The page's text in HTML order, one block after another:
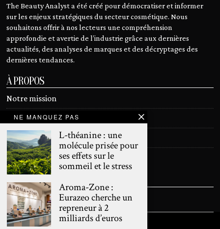
The Beauty Analyst a été créé pour démocratiser et informer
sur les enjeux stratégiques du secteur cosmétique. Nous
souhaitons offrir à nos lecteurs une compréhension
approfondie et avertie de l’industrie grâce aux dernières
actualités, des analyses de marques et des décryptages des
dernières tendances.
À PROPOS
Notre mission
Devenir contributeur
Contact
Mentions légales
SUIVEZ NOUS
NE MANQUEZ PAS
L-théanine : une
molécule prisée pour
ses effets sur le
sommeil et le stress
Aroma-Zone :
Eurazeo cherche un
repreneur à 2
milliards d’euros